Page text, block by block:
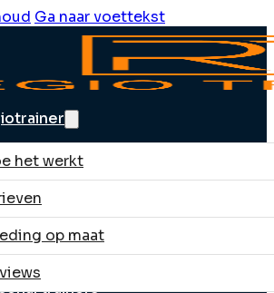
Ga naar voettekst
het werkt
op maat
trainers